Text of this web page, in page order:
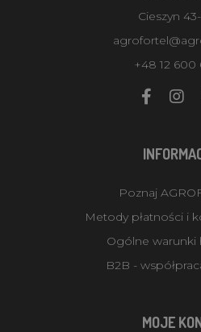
Cieszyn
+48 12 600
Poznaj
Metody płatności i
Ogólne warunki
B2B -
MOJE